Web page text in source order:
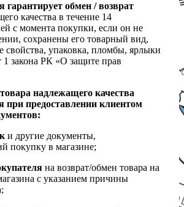
обмен / возврат
качества в течение 14
с момента покупки, если он не
сохранены его товарный вид,
свойства, упаковка, пломбы, ярлыки
1 закона РК «О защите прав
надлежащего качества
при предоставлении клиентом
и другие документы,
покупку в магазине;
на возврат/обмен товара на
с указанием причины